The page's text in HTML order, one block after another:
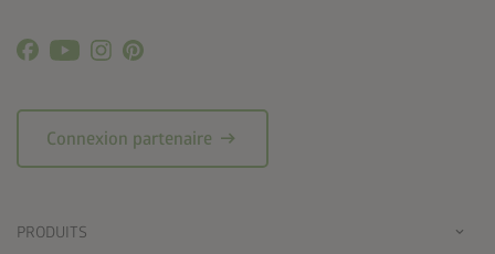
Connexion partenaire arrow_right_alt
PRODUITS